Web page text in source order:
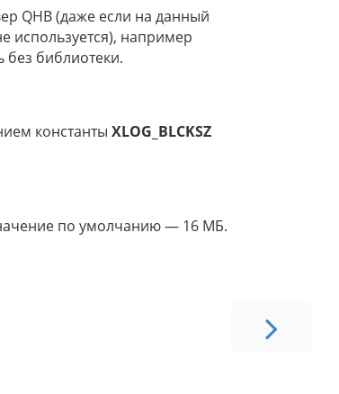
QHB (даже если на данный
используется), например
без библиотеки.
константы XLOG_BLCKSZ
по умолчанию — 16 МБ.